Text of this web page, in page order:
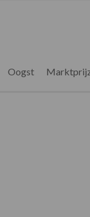
Oogst